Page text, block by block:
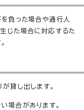
負った場合や通行人
じた場合に対応するた
貸し出します。
場合があります。